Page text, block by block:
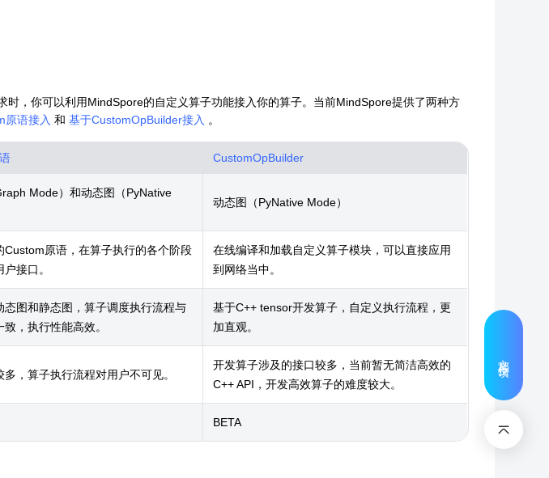
时，你可以利用MindSpore的自定义算子功能接入你的算子。当前MindSpore提供了两种方
原语接入 和 基于CustomOpBuilder接入 。
CustomOpBuilder
Mode）和动态图（PyNative
动态图（PyNative Mode）
Custom原语，在算子执行的各个阶段
接口。
在线编译和加载自定义算子模块，可以直接应用
到网络当中。
态图和静态图，算子调度执行流程与
，执行性能高效。
基于C++ tensor开发算子，自定义执行流程，更
加直观。
多，算子执行流程对用户不可见。
开发算子涉及的接口较多，当前暂无简洁高效的
C++ API，开发高效算子的难度较大。
BETA